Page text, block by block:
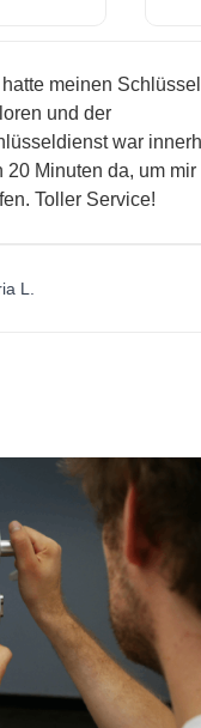
meinen Schlüssel
und der
war
20 Minuten da, um mir
Toller Service!
L.